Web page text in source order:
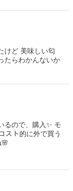
けど 美味しい匂
たらわかんないか
るので、購入✨ モ